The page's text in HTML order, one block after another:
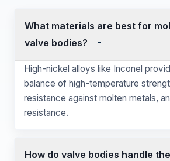
What materials are best for
valve bodies?
High-nickel alloys like Inconel
balance of high-temperature
resistance against molten metals,
resistance.
How do valve bodies handle